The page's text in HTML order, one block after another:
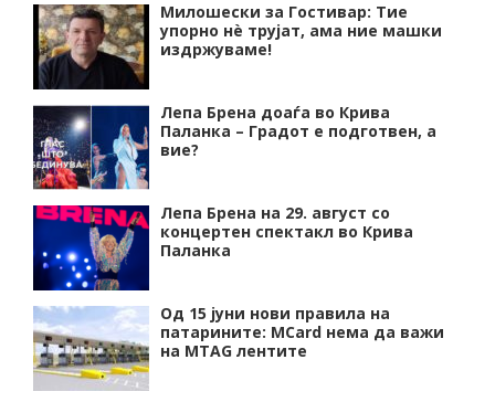
Милошески за Гостивар: Тие
упорно нѐ трујат, ама ние машки
издржуваме!
Лепа Брена доаѓа во Крива
Паланка – Градот е подготвен, а
вие?
Лепа Брена на 29. август со
концертен спектакл во Крива
Паланка
Од 15 јуни нови правила на
патарините: MCard нема да важи
на MTAG лентите